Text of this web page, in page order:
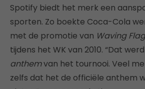
Spotify biedt het merk een
sporten. Zo boekte Coca-Cola
met de promotie van Waving Flag
tijdens het WK van 2010. “Dat
anthemvan het tournooi. Veel
zelfs dat het de officiële anthem